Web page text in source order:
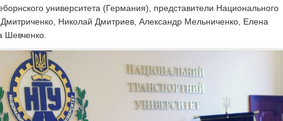
университета (Германия), представители Национального
Дмитриченко, Николай Дмитриев, Александр Мельниченко, Елена
Шевченко.